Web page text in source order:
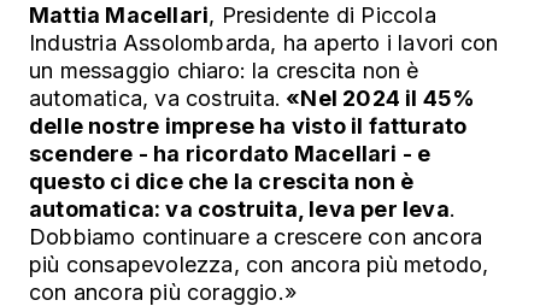
Mattia Macellari, Presidente di Piccola
Industria Assolombarda, ha aperto i lavori con
un messaggio chiaro: la crescita non è
automatica, va costruita. «Nel 2024 il 45%
delle nostre imprese ha visto il fatturato
scendere - ha ricordato Macellari - e
questo ci dice che la crescita non è
automatica: va costruita, leva per leva.
Dobbiamo continuare a crescere con ancora
più consapevolezza, con ancora più metodo,
con ancora più coraggio.»